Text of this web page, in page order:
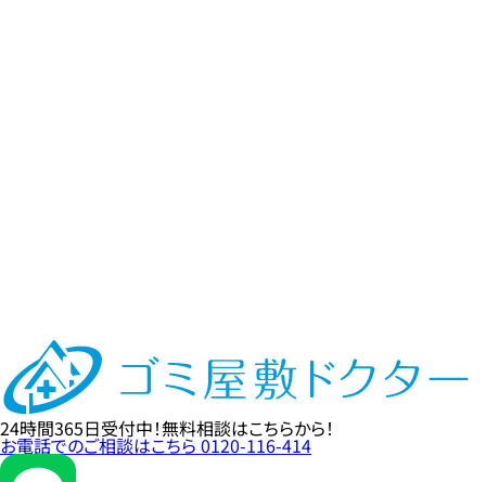
24時間365日受付中！無料相談はこちらから！
お電話でのご相談はこちら 0120-116-414